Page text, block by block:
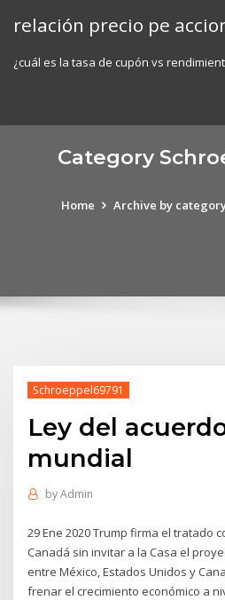
relación precio pe
¿cuál es la tasa de cupón vs
Category
Home Archive by
Schroeppel69791
Ley del
mundial
byAdmin
29 Ene 2020 Trump firma el tratado
Canadá sin invitar a la Casa el
entre México, Estados Unidos y
frenar el crecimiento económico a